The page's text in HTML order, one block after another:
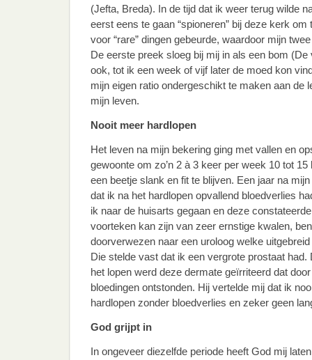
(Jefta, Breda). In de tijd dat ik weer terug wilde
eerst eens te gaan “spioneren” bij deze kerk
voor “rare” dingen gebeurde, waardoor mijn
De eerste preek sloeg bij mij in als een bom
ook, tot ik een week of vijf later de moed kon
mijn eigen ratio ondergeschikt te maken aan de
mijn leven.
Nooit meer hardlopen
Het leven na mijn bekering ging met vallen en
gewoonte om zo’n 2 à 3 keer per week 10 tot
een beetje slank en fit te blijven. Een jaar na
dat ik na het hardlopen opvallend bloedverlies
ik naar de huisarts gegaan en deze
voorteken kan zijn van zeer ernstige kwalen,
doorverwezen naar een uroloog welke
Die stelde vast dat ik een vergrote prostaat
het lopen werd deze dermate geïrriteerd dat
bloedingen ontstonden. Hij vertelde mij dat ik
hardlopen zonder bloedverlies en zeker geen
God grijpt in
In ongeveer diezelfde periode heeft God mij